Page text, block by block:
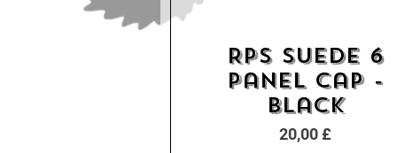
Schnellansicht
RPS Suede 6
Panel Cap -
Black
Preis
20,00 £